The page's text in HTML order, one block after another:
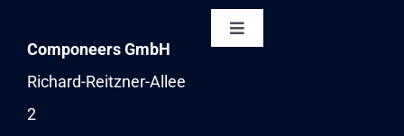
Componeers GmbH
Richard-Reitzner-Allee
2
Toggle
NEWSLETTER